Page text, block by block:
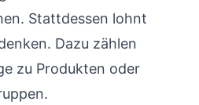
Stattdessen lohnt
Dazu zählen
zu Produkten oder